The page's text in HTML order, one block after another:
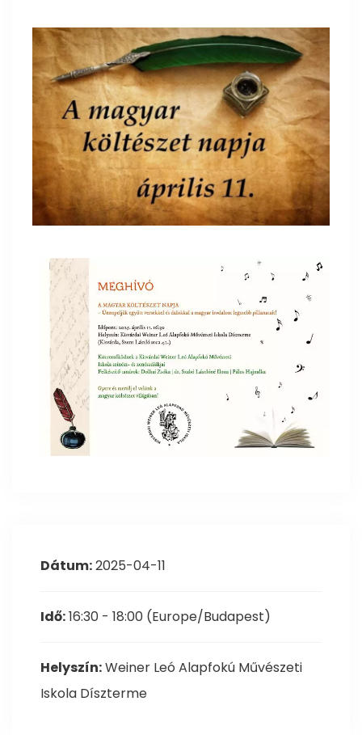
Dátum:2025-04-11
Idő:16:30 - 18:00 (Europe/Budapest)
Helyszín:Weiner Leó Alapfokú Művészeti
Iskola Díszterme